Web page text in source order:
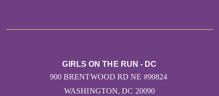
GIRLS ON THE RUN - DC
900 BRENTWOOD RD NE #90824
WASHINGTON, DC 20090